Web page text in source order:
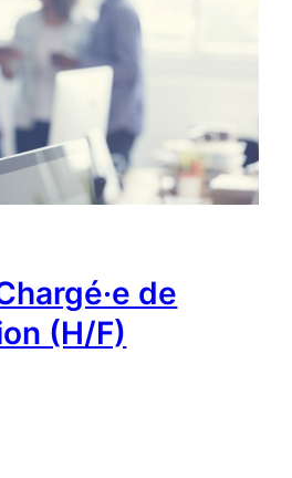
de
(H/F)